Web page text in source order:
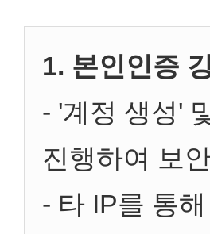
1. 본인인증
- '계정 생성'
진행하여 보
- 타 IP를 통